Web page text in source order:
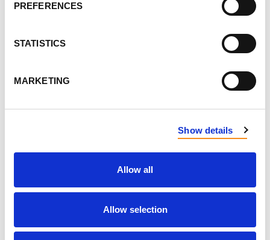
PREFERENCES
STATISTICS
MARKETING
Show details
Allow all
Allow selection
septembre 2022, on m’a appelée pour me dire qu’un
donneur compatible avait terminé les tests, et que